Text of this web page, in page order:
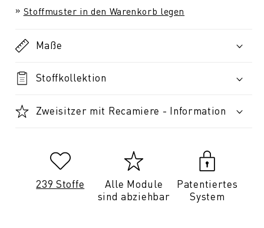
Stoffmuster in den Warenkorb legen
Maße
Stoffkollektion
Zweisitzer mit Recamiere - Information
239 Stoffe
Alle Module
sind abziehbar
Patentiertes
System